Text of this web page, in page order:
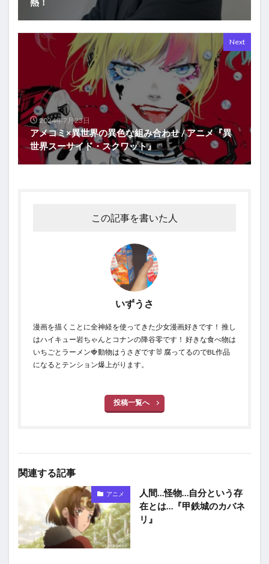
Next
2024年7月23日
アメコミ×異世界の異色な組み合わせ / アニメ『異
世界スーサイド・スクワット』
この記事を書いた人
いずうさ
漫画を描くことに全神経を使ってきた少女漫画好きです！ 推し
はハイキュー岩ちゃんとコナンの降谷零です！ 好きな食べ物は
いちごとラーメン🍓動物はうさぎです🐰 腐ってるのでBL作品
になるとテンション爆上がります。
投稿一覧へ
関連する記事
アニメ
人間…怪物…自分という存
在とは…『甲鉄城のカバネ
リ』